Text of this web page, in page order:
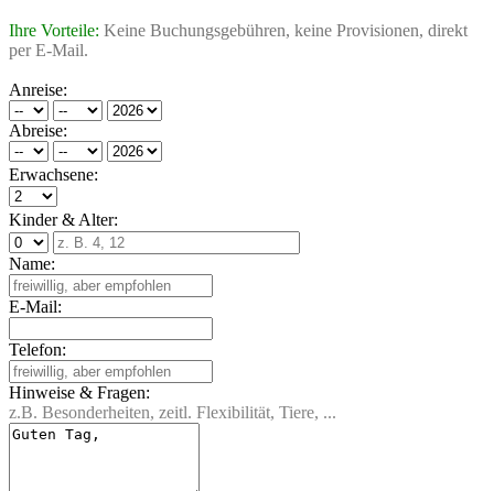
Ihre Vorteile: Keine Buchungsgebühren, keine Provisionen, direkt
per E-Mail.
Anreise:
Abreise:
Erwachsene:
Kinder & Alter:
Name:
E-Mail:
Telefon:
Hinweise & Fragen:
z.B. Besonderheiten, zeitl. Flexibilität, Tiere, ...